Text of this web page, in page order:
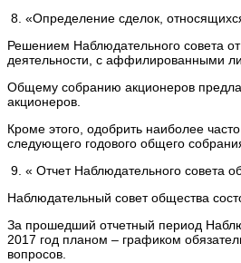
8. «Определение сделок,
Решением Наблюдательного совета
деятельности, с аффилированными
Общему собранию акционеров
акционеров.
Кроме этого, одобрить наиболее
следующего годового общего
9. « Отчет Наблюдательного совета
Наблюдательный совет общества
За прошедший отчетный период
2017 год планом – графиком
вопросов.